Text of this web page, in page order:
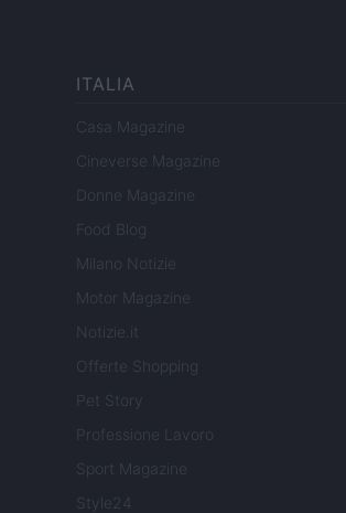
ITALIA
Casa Magazine
Cineverse Magazine
Donne Magazine
Food Blog
Milano Notizie
Motor Magazine
Notizie.it
Offerte Shopping
Pet Story
Professione Lavoro
Sport Magazine
Style24